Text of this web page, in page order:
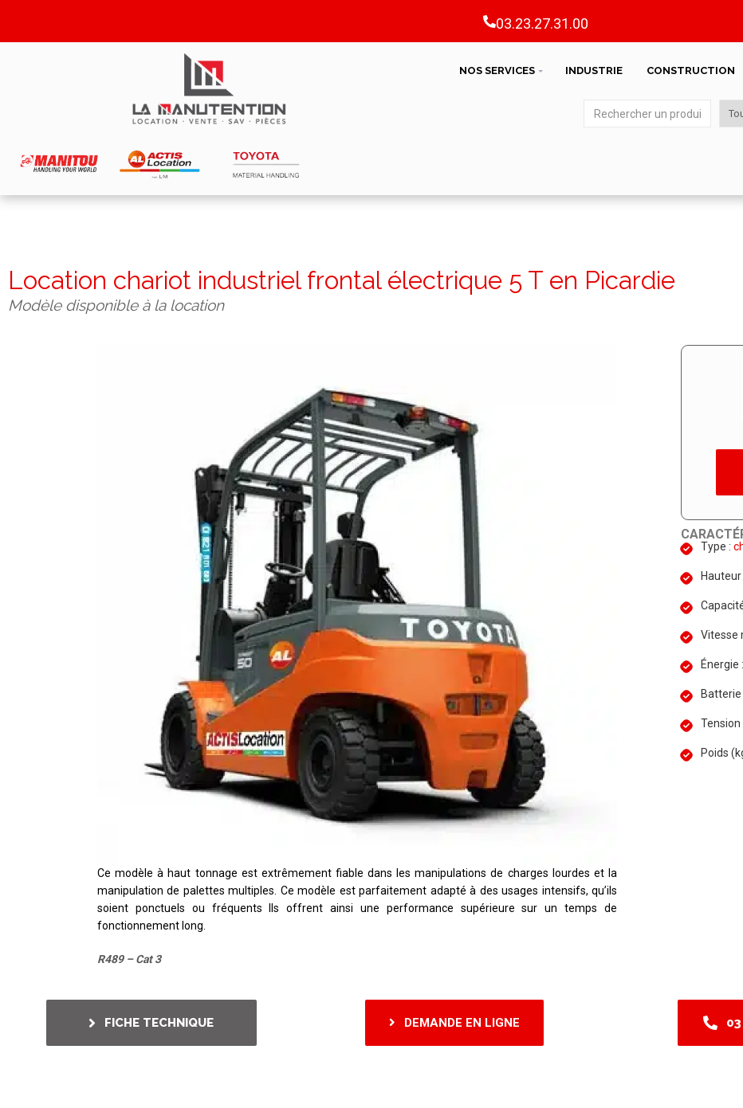
03.23.27.31.00
NOS SERVICES INDUSTRIE CONSTRUCTION
Location chariot industriel frontal électrique 5 T en Picardie
Modèle disponible à la location
Ce modèle à haut tonnage est extrêmement fiable dans les manipulations de charges lourdes et la
manipulation de palettes multiples. Ce modèle est parfaitement adapté à des usages intensifs, qu’ils
soient ponctuels ou fréquents Ils offrent ainsi une performance supérieure sur un temps de
fonctionnement long.
R489 – Cat 3
Type :
Vitesse
Énergie :
Batterie
Tension
Poids
FICHE TECHNIQUE DEMANDE EN LIGNE